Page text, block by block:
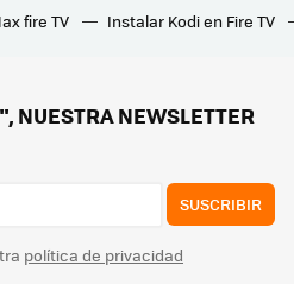
El Corte Inglés rebaja multitud de zapatillas antes de la Vuelta al Cole: New Balance, Adidas y más desde 4,99 euros
fire TV Instalar Kodi en Fire TV
NEWSLETTER
SUSCRIBIR
política de privacidad